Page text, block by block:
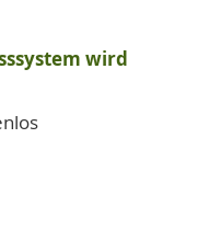
wird